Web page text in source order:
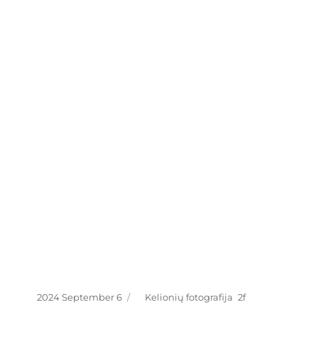
Posted
2024 September 6 Categories
Kelionių fotografija